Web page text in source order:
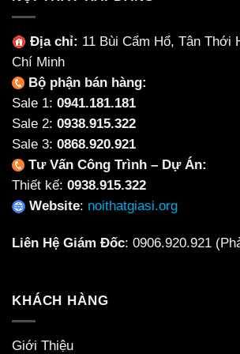
Địa chỉ: 11 Bùi Cẩm Hổ, Tân Thới
Chí Minh
Bộ phận bán hàng:
Sale 1: 0941.181.181
Sale 2: 0938.915.322
Sale 3: 0868.920.921
Tư Vấn Công Trình – Dự Án:
Thiết kế: 0938.915.322
Website: noithatgiasi.org
Liên Hệ Giám Đốc: 0906.920.921
KHÁCH HÀNG
Giới Thiệu